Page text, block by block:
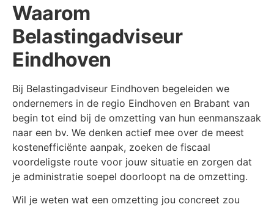
Waarom
Belastingadviseur
Eindhoven
Bij Belastingadviseur Eindhoven begeleiden we
ondernemers in de regio Eindhoven en Brabant van
begin tot eind bij de omzetting van hun eenmanszaak
naar een bv. We denken actief mee over de meest
kostenefficiënte aanpak, zoeken de fiscaal
voordeligste route voor jouw situatie en zorgen dat
je administratie soepel doorloopt na de omzetting.
Wil je weten wat een omzetting jou concreet zou